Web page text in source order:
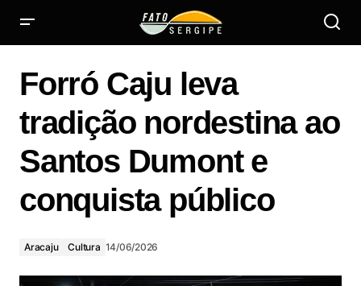
Forró Caju leva
tradição nordestina ao
Santos Dumont e
conquista público
Aracaju Cultura 14/06/2026